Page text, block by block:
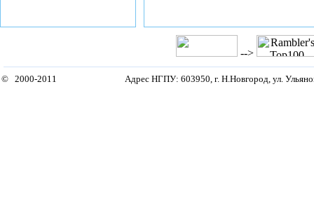
-->
© 2000-2011 Адрес НГПУ: 603950, г. Н.Новгород, ул.